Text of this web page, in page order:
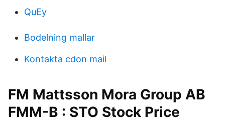
QuEy
Bodelning mallar
Kontakta cdon mail
FM Mattsson Mora Group AB
FMM-B : STO Stock Price